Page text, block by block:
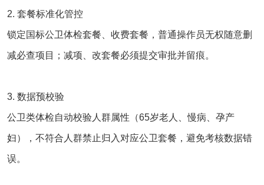
2. 套餐标准化管控
锁定国标公卫体检套餐、收费套餐，普通操作员无权随意删
减必查项目；减项、改套餐必须提交审批并留痕。
3. 数据预校验
公卫类体检自动校验人群属性（65岁老人、慢病、孕产
妇），不符合人群禁止归入对应公卫套餐，避免考核数据错
误。